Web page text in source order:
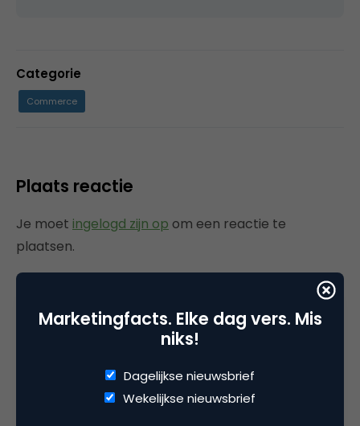
Categorie
Commerce
Plaats reactie
Je moet ingelogd zijn op om een reactie te
plaatsen.
Gerelateerde artikelen
Rebel with or without a cause?
Wake-upcall voor ontwerpers
en merkeigenaren
Marketingfacts. Elke dag vers. Mis
niks!
Dagelijkse nieuwsbrief
Wekelijkse nieuwsbrief